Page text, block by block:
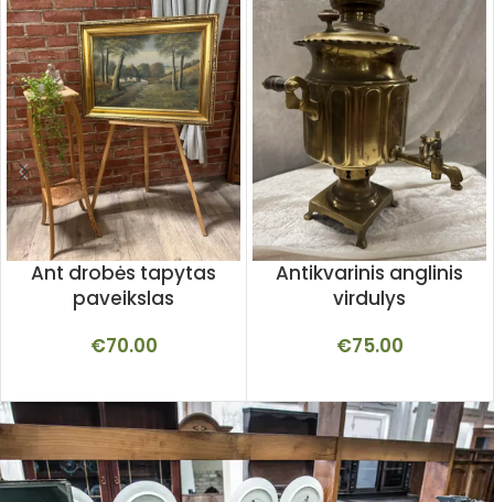
Ant drobės tapytas
paveikslas
€70.00
Antikvarinis anglinis
virdulys
€75.00